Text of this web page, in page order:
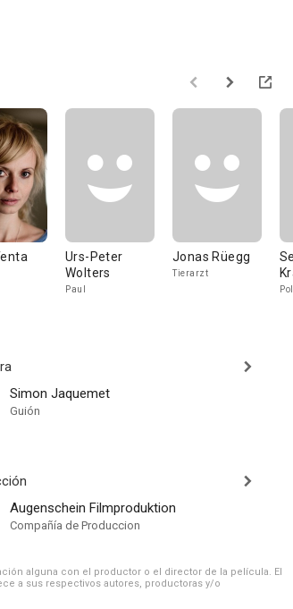
Urs-Peter
Wolters
Paul
Jonas Rüegg
Tierarzt
Simon Jaquemet
Guión
Augenschein Filmproduktion
Compañía de Produccion
alguna con el productor o el director de la película. El
a sus respectivos autores, productoras y/o